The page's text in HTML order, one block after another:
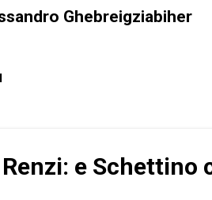
Ghebreigziabiher
e Schettino